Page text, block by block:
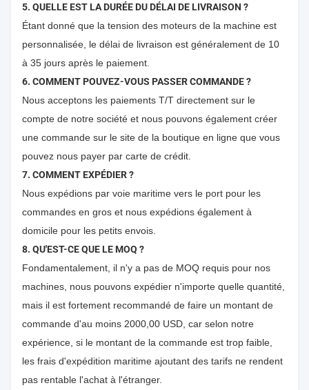
5. QUELLE EST LA DURÉE DU DÉLAI DE LIVRAISON ?
Étant donné que la tension des moteurs de la machine est
personnalisée, le délai de livraison est généralement de 10
à 35 jours après le paiement.
6. COMMENT POUVEZ-VOUS PASSER COMMANDE ?
Nous acceptons les paiements T/T directement sur le
compte de notre société et nous pouvons également créer
une commande sur le site de la boutique en ligne que vous
pouvez nous payer par carte de crédit.
7. COMMENT EXPÉDIER ?
Nous expédions par voie maritime vers le port pour les
commandes en gros et nous expédions également à
domicile pour les petits envois.
8. QU'EST-CE QUE LE MOQ ?
Fondamentalement, il n'y a pas de MOQ requis pour nos
machines, nous pouvons expédier n'importe quelle quantité,
mais il est fortement recommandé de faire un montant de
commande d'au moins 2000,00 USD, car selon notre
expérience, si le montant de la commande est trop faible,
les frais d'expédition maritime ajoutant des tarifs ne rendent
pas rentable l'achat à l'étranger.